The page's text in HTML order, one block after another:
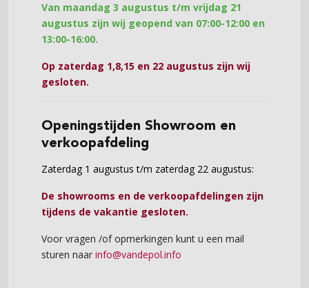
Van maandag 3 augustus t/m vrijdag 21
augustus zijn wij geopend van 07:00-12:00 en
13:00-16:00.
Op zaterdag 1,8,15 en 22 augustus zijn wij
gesloten.
Openingstijden Showroom en
verkoopafdeling
Zaterdag 1 augustus t/m zaterdag 22 augustus:
De showrooms en de verkoopafdelingen zijn
tijdens de vakantie gesloten.
Voor vragen /of opmerkingen kunt u een mail
sturen naar info@vandepol.info